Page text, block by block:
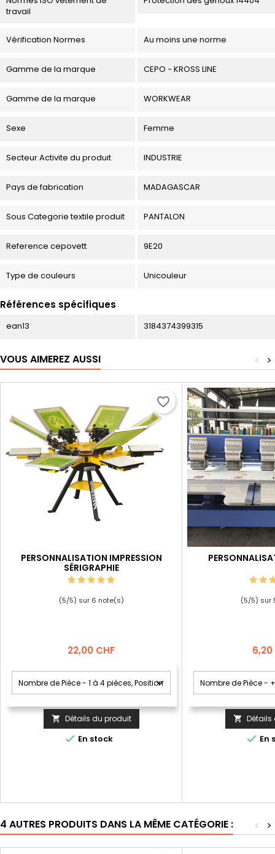
travail
Vérification Normes Au moins une norme
Gamme de la marque CEPO - KROSS LINE
Gamme de la marque WORKWEAR
Sexe Femme
Secteur Activite du produit INDUSTRIE
Pays de fabrication MADAGASCAR
Sous Categorie textile produit PANTALON
Reference cepovett 9E20
Type de couleurs Unicouleur
Références spécifiques
ean13 3184374399315
VOUS AIMEREZ AUSSI >
<
PERSONNALISATION IMPRESSION
SÉRIGRAPHIE
(5/5) sur 6 note(s)
Prix
22,00 CHF
 Détails du produit
 En stock
favorite_border
(5/5) sur
Prix
6,20
 Détails
 En
4 AUTRES PRODUITS DANS LA MÊME CATÉGORIE : >
<